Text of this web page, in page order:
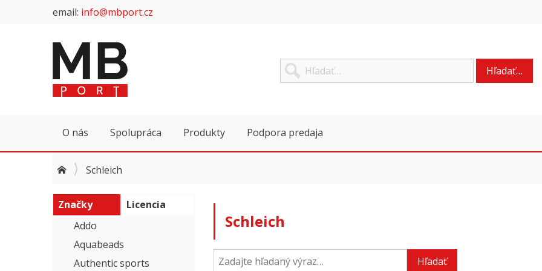
email: info@mbport.cz
Hľadať…
O nás Spolupráca Produkty Podpora predaja
Schleich
Značky
Licencia
Addo
Aquabeads
Authentic sports
Schleich
Hľadať